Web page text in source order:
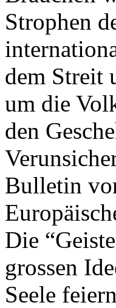
Strophen
dem Streit
um die
den
Bulletin
Die
grossen
Seele